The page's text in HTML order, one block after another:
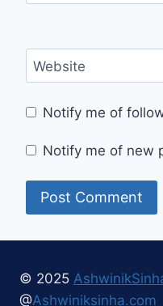
Website
Notify me of
Notify me of new
© 2025
@Ashwiniksinha.com